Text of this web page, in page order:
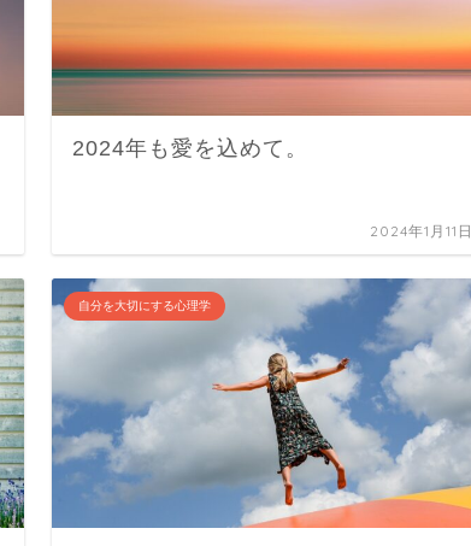
2024年も愛を込めて。
2024年1月11日
自分を大切にする心理学